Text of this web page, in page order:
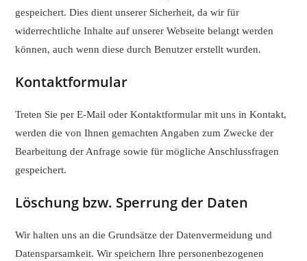
gespeichert. Dies dient unserer Sicherheit, da wir für
widerrechtliche Inhalte auf unserer Webseite belangt werden
können, auch wenn diese durch Benutzer erstellt wurden.
Kontaktformular
Treten Sie per E-Mail oder Kontaktformular mit uns in Kontakt,
werden die von Ihnen gemachten Angaben zum Zwecke der
Bearbeitung der Anfrage sowie für mögliche Anschlussfragen
gespeichert.
Löschung bzw. Sperrung der Daten
Wir halten uns an die Grundsätze der Datenvermeidung und
Datensparsamkeit. Wir speichern Ihre personenbezogenen